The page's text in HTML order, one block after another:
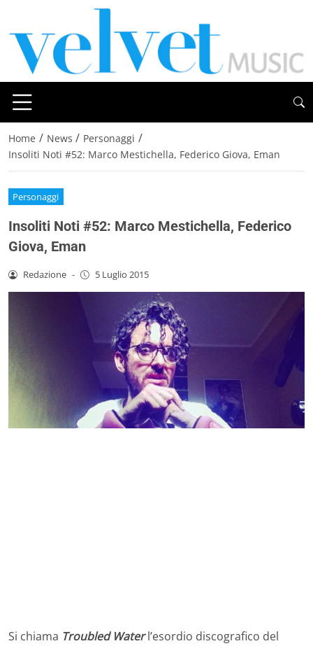
Home / News / Personaggi /
Insoliti Noti #52: Marco Mestichella, Federico Giova, Eman
Personaggi
Insoliti Noti #52: Marco Mestichella, Federico
Giova, Eman
Redazione - 5 Luglio 2015
Si chiama Troubled Waterl’esordio discografico del